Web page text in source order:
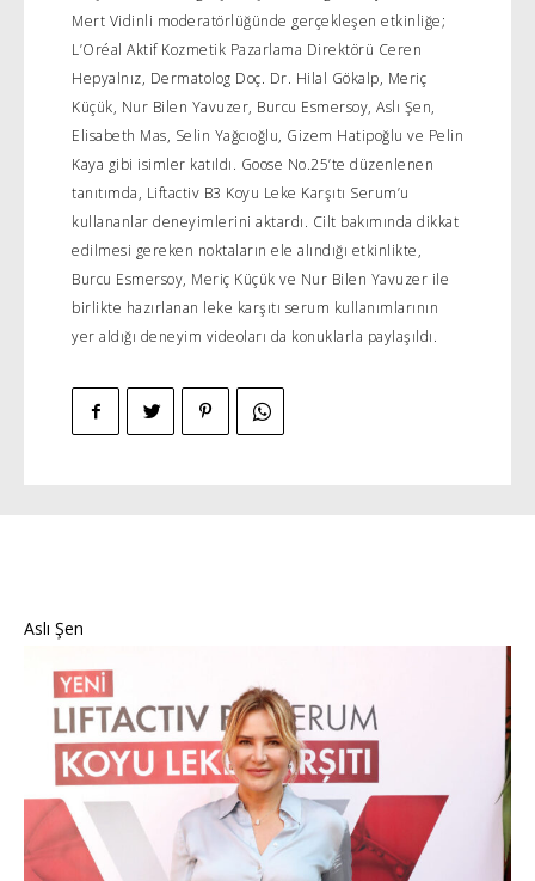
Mert Vidinli moderatörlüğünde gerçekleşen etkinliğe;
L’Oréal Aktif Kozmetik Pazarlama Direktörü Ceren
Hepyalnız, Dermatolog Doç. Dr. Hilal Gökalp, Meriç
Küçük, Nur Bilen Yavuzer, Burcu Esmersoy, Aslı Şen,
Elisabeth Mas, Selin Yağcıoğlu, Gizem Hatipoğlu ve Pelin
Kaya gibi isimler katıldı. Goose No.25’te düzenlenen
tanıtımda, Liftactiv B3 Koyu Leke Karşıtı Serum’u
kullananlar deneyimlerini aktardı. Cilt bakımında dikkat
edilmesi gereken noktaların ele alındığı etkinlikte,
Burcu Esmersoy, Meriç Küçük ve Nur Bilen Yavuzer ile
birlikte hazırlanan leke karşıtı serum kullanımlarının
yer aldığı deneyim videoları da konuklarla paylaşıldı.
Aslı Şen